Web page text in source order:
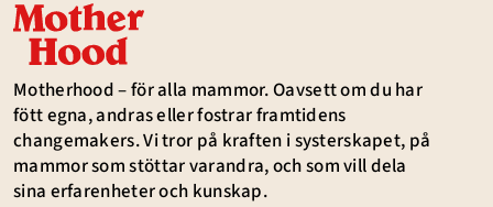
Motherhood – för alla mammor. Oavsett om du har
fött egna, andras eller fostrar framtidens
changemakers. Vi tror på kraften i systerskapet, på
mammor som stöttar varandra, och som vill dela
sina erfarenheter och kunskap.